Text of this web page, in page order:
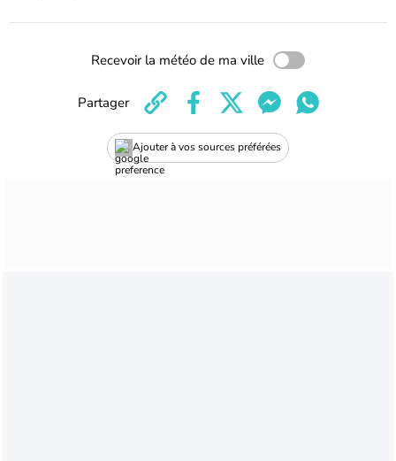
Recevoir la météo de ma ville
Ajouter à vos sources préférées
Partager